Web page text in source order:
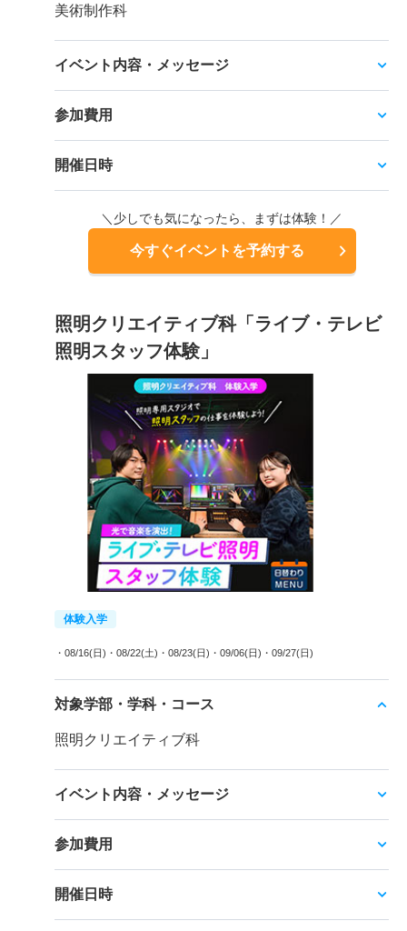
美術制作科
イベント内容・メッセージ
参加費用
開催日時
＼少しでも気になったら、まずは体験！／
今すぐイベントを予約する
照明クリエイティブ科「ライブ・テレビ
照明スタッフ体験」
体験入学
・08/16(日) ・08/22(土) ・08/23(日) ・09/06(日) ・09/27(日)
対象学部・学科・コース
照明クリエイティブ科
イベント内容・メッセージ
参加費用
開催日時